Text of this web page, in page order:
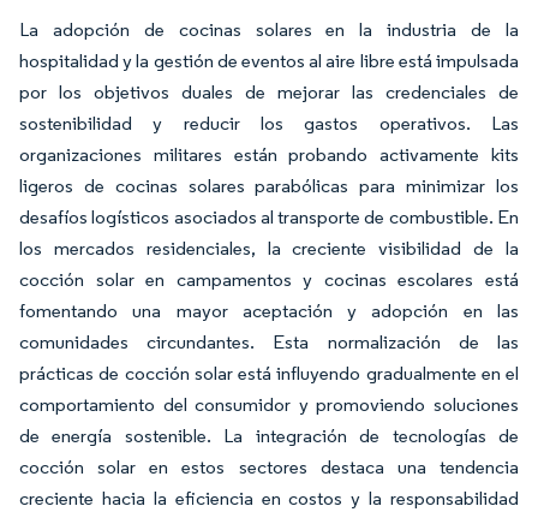
La adopción de cocinas solares en la industria de la
hospitalidad y la gestión de eventos al aire libre está impulsada
por los objetivos duales de mejorar las credenciales de
sostenibilidad y reducir los gastos operativos. Las
organizaciones militares están probando activamente kits
ligeros de cocinas solares parabólicas para minimizar los
desafíos logísticos asociados al transporte de combustible. En
los mercados residenciales, la creciente visibilidad de la
cocción solar en campamentos y cocinas escolares está
fomentando una mayor aceptación y adopción en las
comunidades circundantes. Esta normalización de las
prácticas de cocción solar está influyendo gradualmente en el
comportamiento del consumidor y promoviendo soluciones
de energía sostenible. La integración de tecnologías de
cocción solar en estos sectores destaca una tendencia
creciente hacia la eficiencia en costos y la responsabilidad